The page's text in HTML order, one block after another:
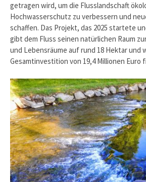
getragen wird, um die Flusslandschaft
Hochwasserschutz zu verbessern und
schaffen. Das Projekt, das 2025 startete
gibt dem Fluss seinen natürlichen Raum
und Lebensräume auf rund 18 Hektar und
Gesamtinvestition von 19,4 Millionen Euro